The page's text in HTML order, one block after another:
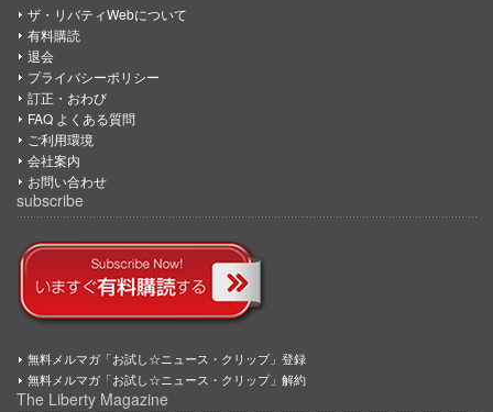
ザ・リバティWebについて
有料購読
退会
プライバシーポリシー
訂正・おわび
FAQ よくある質問
ご利用環境
会社案内
お問い合わせ
subscribe
無料メルマガ「お試し☆ニュース・クリップ」登録
無料メルマガ「お試し☆ニュース・クリップ」解約
The Liberty Magazine